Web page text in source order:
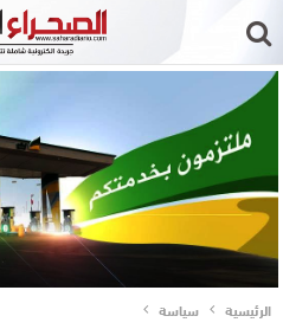
الرئيسية سياسة